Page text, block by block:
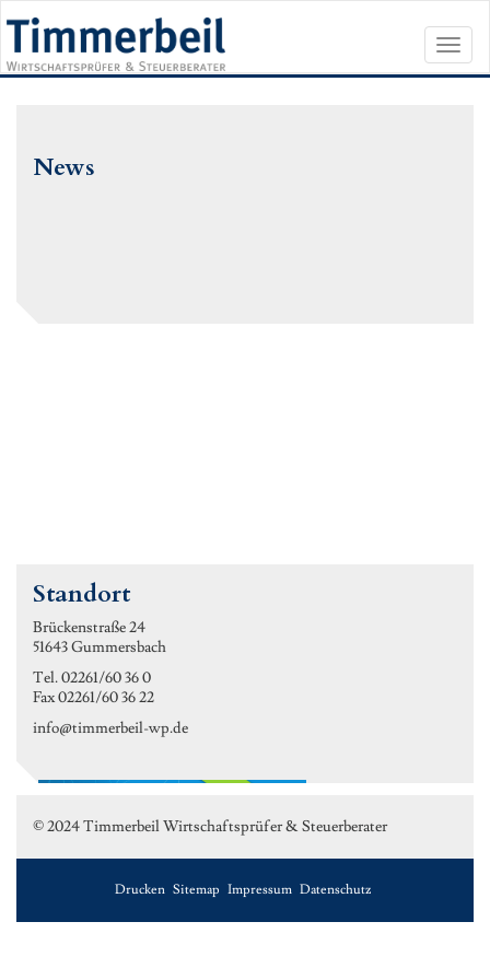
News
Standort
Brückenstraße 24
51643 Gummersbach
Tel. 02261/60 36 0
Fax 02261/60 36 22
info@timmerbeil-wp.de
© 2024 Timmerbeil Wirtschaftsprüfer & Steuerberater
Drucken Sitemap Impressum Datenschutz